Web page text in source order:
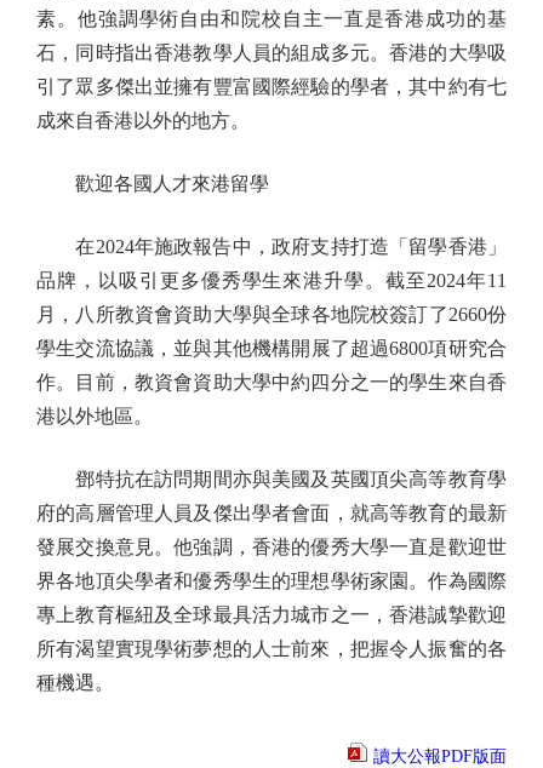
素。他強調學術自由和院校自主一直是香港成功的基
石，同時指出香港教學人員的組成多元。香港的大學吸
引了眾多傑出並擁有豐富國際經驗的學者，其中約有七
成來自香港以外的地方。
歡迎各國人才來港留學
在2024年施政報告中，政府支持打造「留學香港」
品牌，以吸引更多優秀學生來港升學。截至2024年11
月，八所教資會資助大學與全球各地院校簽訂了2660份
學生交流協議，並與其他機構開展了超過6800項研究合
作。目前，教資會資助大學中約四分之一的學生來自香
港以外地區。
鄧特抗在訪問期間亦與美國及英國頂尖高等教育學
府的高層管理人員及傑出學者會面，就高等教育的最新
發展交換意見。他強調，香港的優秀大學一直是歡迎世
界各地頂尖學者和優秀學生的理想學術家園。作為國際
專上教育樞紐及全球最具活力城市之一，香港誠摯歡迎
所有渴望實現學術夢想的人士前來，把握令人振奮的各
種機遇。
讀大公報PDF版面